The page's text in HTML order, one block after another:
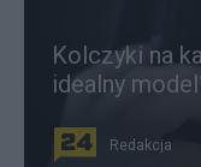
Kolczyki na
idealny
Redakcja